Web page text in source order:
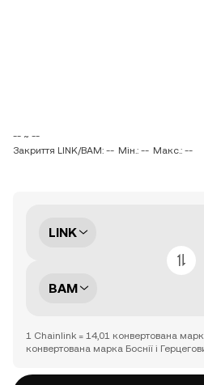
-- ~ --
Закриття LINK/BAM: -- Мін.: -- Макс.: --
LINK
BAM
1 Chainlink = 14,01 конвертована
конвертована марка Боснії і